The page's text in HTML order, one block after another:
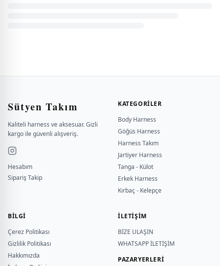
Sütyen Takım
Kaliteli harness ve aksesuar. Gizli
kargo ile güvenli alışveriş.
Hesabım
Sipariş Takip
KATEGORILER
Body Harness
Göğüs Harness
Harness Takım
Jartiyer Harness
Tanga - Külot
Erkek Harness
Kırbaç - Kelepçe
BILGI
Çerez Politikası
Gizlilik Politikası
Hakkımızda
İLETİŞİM
BİZE ULAŞIN
WHATSAPP İLETİŞİM
PAZARYERLERİ